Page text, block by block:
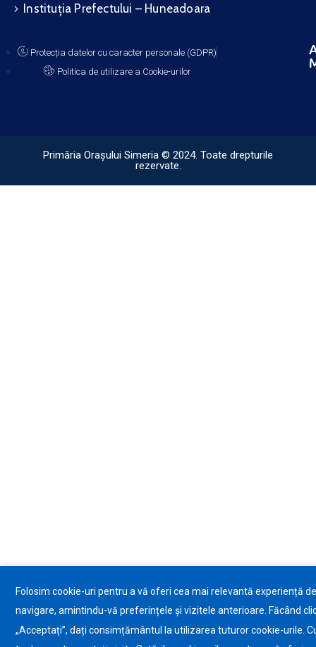
Instituția Prefectului – Huneadoara
Protecția datelor cu caracter personale (GDPR)
Politica de utilizare a Cookie-urilor
Primăria Orașului Simeria © 2024. Toate drepturile
rezervate.
Folosim cookie-uri pentru a vă oferi cea mai relevantă experiență de
navigare, amintindu-vă preferințele și vizitele anterioare. Făcând
„Acceptați”, dați consimțământul la utilizarea tuturor cookie-urile.